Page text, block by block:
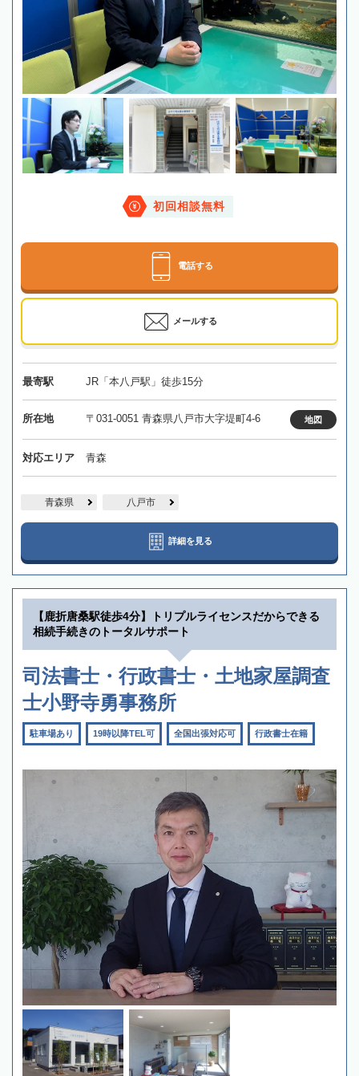
初回相談無料
電話する
メールする
最寄駅 JR「本八戸駅」徒歩15分
所在地 〒031-0051 青森県八戸市大字堤町4-6 地図
対応エリア 青森
青森県 八戸市
詳細を見る
【鹿折唐桑駅徒歩4分】トリプルライセンスだからできる
相続手続きのトータルサポート
司法書士・行政書士・土地家屋調査
士小野寺勇事務所
駐車場あり 19時以降TEL可 全国出張対応可 行政書士在籍